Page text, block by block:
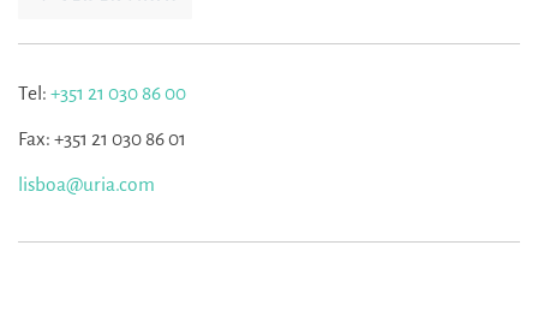
Tel: +351 21 030 86 00
Fax: +351 21 030 86 01
lisboa@uria.com